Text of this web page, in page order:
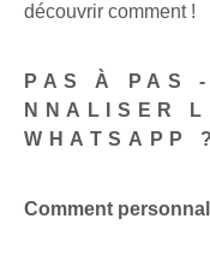
découvrir comment !
PAS À PAS
NNALISER
WHATSAPP ?
Comment